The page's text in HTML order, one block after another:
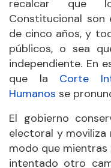
recalcar que
Constitucional son
de cinco años, y
públicos, o sea
independiente. En
que la Corte
Humanos se
El gobierno
electoral y moviliza
modo que mientras
intentado otro